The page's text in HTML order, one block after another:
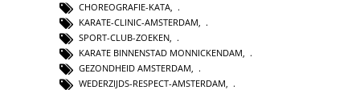
CHOREOGRAFIE-KATA
KARATE-CLINIC-AMSTERDAM
SPORT-CLUB-ZOEKEN
KARATE BINNENSTAD MONNICKENDAM
GEZONDHEID AMSTERDAM
WEDERZIJDS-RESPECT-AMSTERDAM